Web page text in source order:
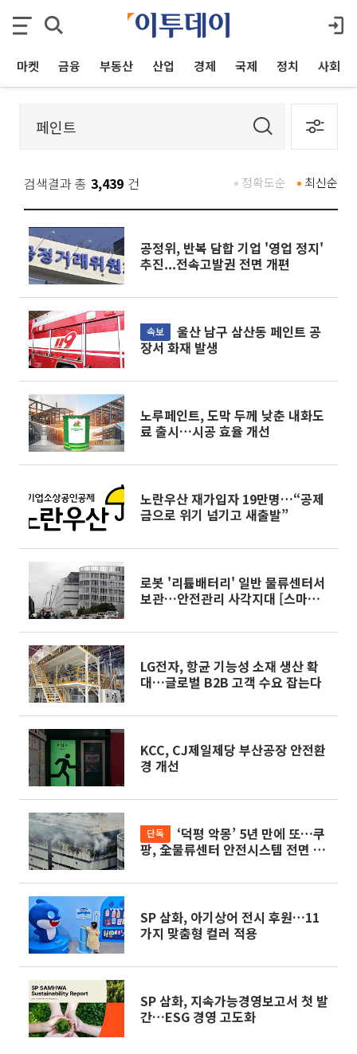
마켓 금융 부동산 산업 경제 국제 정치 사회
검색결과 총 3,439 건 최신순
정확도순
공정위, 반복 담합 기업 '영업 정지'
추진...전속고발권 전면 개편
속보
장서 화재 발생
노루페인트, 도막 두께 낮춘 내화도
료 출시…시공 효율 개선
노란우산 재가입자 19만명…“공제
금으로 위기 넘기고 새출발”
로봇 '리튬배터리' 일반 물류센터서
보관…안전관리 사각지대 [스마트
LG전자, 항균 기능성 소재 생산 확
대…글로벌 B2B 고객 수요 잡는다
KCC, CJ제일제당 부산공장 안전환
경 개선
단독
팡, 全물류센터 안전시스템 전면 재
SP 삼화, 아기상어 전시 후원…11
가지 맞춤형 컬러 적용
SP 삼화, 지속가능경영보고서 첫 발
간…ESG 경영 고도화